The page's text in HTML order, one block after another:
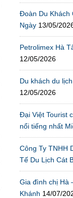
Đoàn Du Khách
Ngày 13/05/
Petrolimex Hà
12/05/2026
Du khách du
12/05/2026
Đại Việt Tourist
nổi tiếng nhất
Công Ty TNHH
Tế Du Lịch Cát
Gia đình chị Hà
Khánh 14/07/